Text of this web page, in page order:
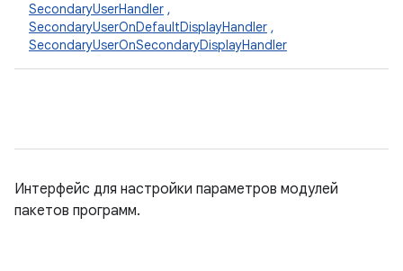
SecondaryUserHandler ,
SecondaryUserOnDefaultDisplayHandler ,
SecondaryUserOnSecondaryDisplayHandler
Интерфейс для настройки параметров модулей
пакетов программ.